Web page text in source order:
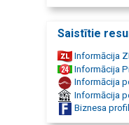
Saistītie
Informācija
Informācija
Informācija
Informācija
Biznesa